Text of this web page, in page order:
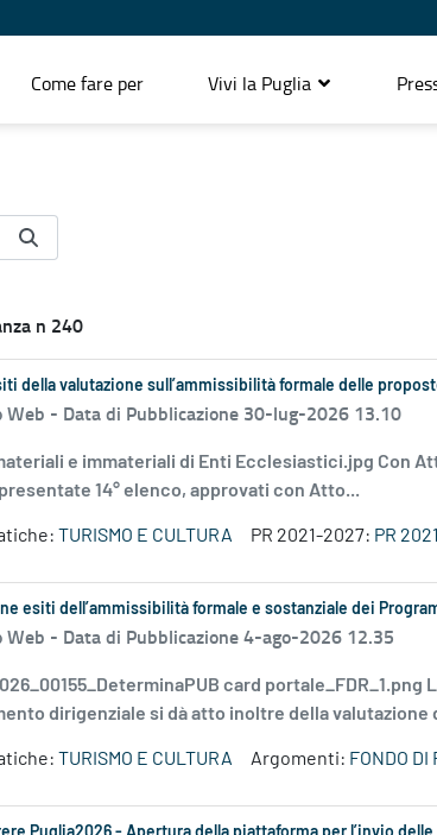
Come fare per Vivi la Puglia
n 240
della valutazione sull’ammissibilità formale delle
Web - Data di Pubblicazione 30-lug-2026 13.10
e immateriali di Enti Ecclesiastici.jpg Con
14° elenco, approvati con Atto...
TURISMO E CULTURA PR 2021-2027: PR
esiti dell’ammissibilità formale e sostanziale dei
Web - Data di Pubblicazione 4-ago-2026 12.35
card portale_FDR_1.png
dirigenziale si dà atto inoltre della valutazione
TURISMO E CULTURA Argomenti: FONDO DI